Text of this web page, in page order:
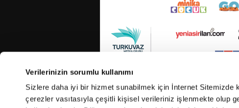
Verilerinizin sorumlu kullanımı
Sizlere daha iyi bir hizmet sunabilmek için İnternet Sitemizde
çerezler vasıtasıyla çeşitli kişisel verileriniz işlenmekte olup